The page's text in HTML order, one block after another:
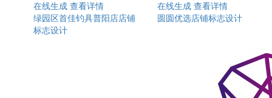
在线生成 查看详情
绿园区首佳钓具普阳店店铺
标志设计
在线生成 查看详情
圆圆优选店铺标志设计